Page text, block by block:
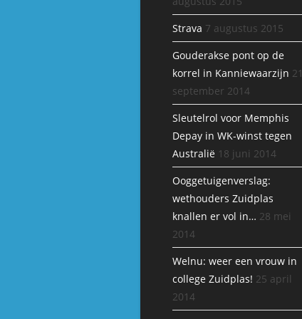
Strava 7 augustus 2015
Gouderakse pont op de
korrel in Kanniewaarzijn 21
september 2014
Sleutelrol voor Memphis
Depay in WK-winst tegen
Australië 18 juni 2014
Ooggetuigenverslag:
wethouders Zuidplas
knallen er vol in… 28 mei
2014
Welnu: weer een vrouw in
college Zuidplas! 25 april
2014